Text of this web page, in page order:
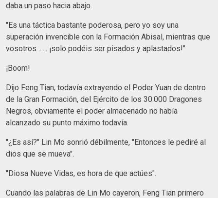
daba un paso hacia abajo.
"Es una táctica bastante poderosa, pero yo soy una
superación invencible con la Formación Abisal, mientras que
vosotros ...... ¡solo podéis ser pisados y aplastados!"
¡Boom!
Dijo Feng Tian, todavía extrayendo el Poder Yuan de dentro
de la Gran Formación, del Ejército de los 30.000 Dragones
Negros, obviamente el poder almacenado no había
alcanzado su punto máximo todavía.
"¿Es así?" Lin Mo sonrió débilmente, "Entonces le pediré al
dios que se mueva".
"Diosa Nueve Vidas, es hora de que actúes".
Cuando las palabras de Lin Mo cayeron, Feng Tian primero